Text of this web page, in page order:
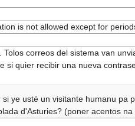
is not allowed except for
Tolos correos del sistema van
si quier recibir una nueva
ye usté un visitante humanu pa
d'Asturies? (poner acentos